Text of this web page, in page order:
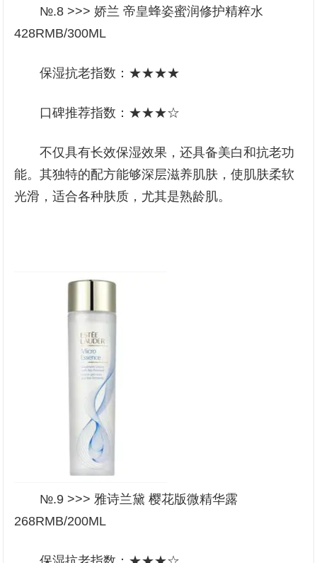
№.8 >>> 娇兰 帝皇蜂姿蜜润修护精粹水
428RMB/300ML
保湿抗老指数：★★★★
口碑推荐指数：★★★☆
不仅具有长效保湿效果，还具备美白和抗老功
能。其独特的配方能够深层滋养肌肤，使肌肤柔软
光滑，适合各种肤质，尤其是熟龄肌。
№.9 >>> 雅诗兰黛 樱花版微精华露
268RMB/200ML